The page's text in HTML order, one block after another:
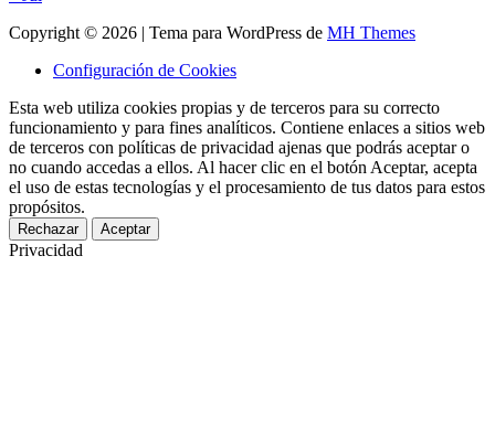
Copyright © 2026 | Tema para WordPress de MH Themes
Configuración de Cookies
Esta web utiliza cookies propias y de terceros para su correcto
funcionamiento y para fines analíticos. Contiene enlaces a sitios web
de terceros con políticas de privacidad ajenas que podrás aceptar o
no cuando accedas a ellos. Al hacer clic en el botón Aceptar, acepta
el uso de estas tecnologías y el procesamiento de tus datos para estos
propósitos.
Rechazar Aceptar
Privacidad